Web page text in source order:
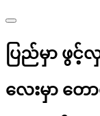
ပြည်မှာ ဖွ
လေးမှာ တေ